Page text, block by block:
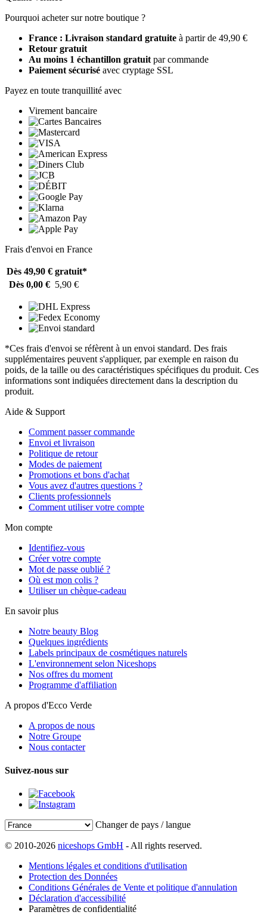
Pourquoi acheter sur notre boutique ?
France : Livraison standard gratuite à partir de 49,90 €
Retour gratuit
Au moins 1 échantillon gratuit par commande
Paiement sécurisé avec cryptage SSL
Payez en toute tranquillité avec
Virement bancaire
Frais d'envoi en France
Dès 49,90 € gratuit*
Dès 0,00 € 5,90 €
*Ces frais d'envoi se réfèrent à un envoi standard. Des frais
supplémentaires peuvent s'appliquer, par exemple en raison du
poids, de la taille ou des caractéristiques spécifiques du produit. Ces
informations sont indiquées directement dans la description du
produit.
Aide & Support
Comment passer commande
Envoi et livraison
Politique de retour
Modes de paiement
Promotions et bons d'achat
Vous avez d'autres questions ?
Clients professionnels
Comment utiliser votre compte
Mon compte
Identifiez-vous
Créer votre compte
Mot de passe oublié ?
Où est mon colis ?
Utiliser un chèque-cadeau
En savoir plus
Notre beauty Blog
Quelques ingrédients
Labels principaux de cosmétiques naturels
L'environnement selon Niceshops
Nos offres du moment
Programme d'affiliation
A propos d'Ecco Verde
A propos de nous
Notre Groupe
Nous contacter
Suivez-nous sur
Changer de pays / langue
© 2010-2026 niceshops GmbH - All rights reserved.
Mentions légales et conditions d'utilisation
Protection des Données
Conditions Générales de Vente et politique d'annulation
Déclaration d'accessibilité
Paramètres de confidentialité